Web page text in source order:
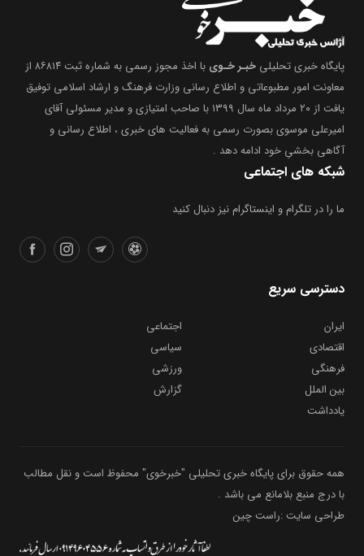
پایگاه خبری تحلیلی خبـر خـوی
با اخذ مجوز رسمی به شماره ثبت ۸۶۸۱۴ از
معاونت امور مطبوعاتی و اطلاع رسانی وزارت فرهنگ و ارشاد اسلامی توفیق
یافت از ۲۰ مرداد ماه سال ۱۳۹۹ با صاحب امتیازی و مدیر مسئولی آقای
امیرعلی موسوی بصورت رسمی به فعالیت های خبری ، اطلاع رسانی و
آگاهی بخشیِ خود ادامه دهد .
شبکه های اجتماعی
ما را در تلگرام و اینستاگرام نیز دنبال کنید
دسترسی سریع
ایران
اجتماعی
اقتصادی
سیاسی
فرهنگی
ورزشی
بین الملل
گزارش
یادداشت
همه حقوق برای پایگاه خبری تحلیلی "خبرخوی" محفوظ است و نقل مطالب
با درج منبع بلامانع می باشد .
طراحی سایت :راست چین